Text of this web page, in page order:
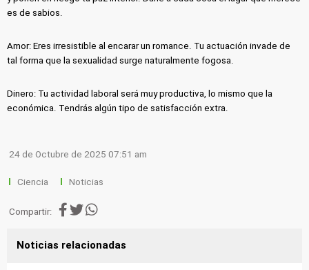
es de sabios.
Amor: Eres irresistible al encarar un romance. Tu actuación invade de
tal forma que la sexualidad surge naturalmente fogosa.
Dinero: Tu actividad laboral será muy productiva, lo mismo que la
económica. Tendrás algún tipo de satisfacción extra.
24 de Octubre de 2025 07:51 am
Ciencia Noticias
Compartir:
Noticias relacionadas